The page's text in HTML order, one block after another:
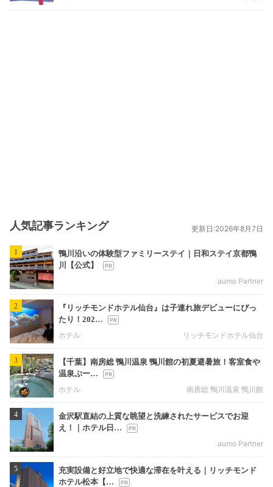
人気記事ランキング 更新日:2026年8月7日
1
鴨川沿いの体験型ファミリーステイ｜日和ステイ京都鴨
川【公式】
aumo Partner
2
『リッチモンドホテル仙台』は子連れ旅デビューにぴっ
たり！202…
ホテル
リッチモンドホテル仙台
3
【千葉】南房総 鴨川温泉 鴨川館の初夏避暑旅！客室食や
温泉ぷー…
ホテル
南房総 鴨川温泉 鴨川館
4
金沢駅直結の上質な眺望と洗練されたサービスでお迎
え！｜ホテル日…
aumo Partner
5
充実設備と好立地で快適な滞在を叶える｜リッチモンド
ホテル松本【…